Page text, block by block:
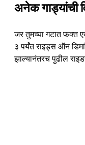
अनेक गाड्यांची
जर तुमच्या गटात फक्त
३ पर्यंत राइड्स ऑन
झाल्यानंतरच पुढील